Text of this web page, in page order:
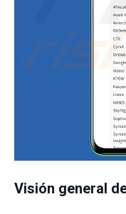
Visión general